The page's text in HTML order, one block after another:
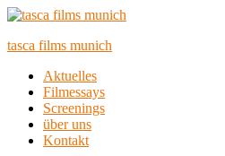
tasca films munich
Primary
Menu
Aktuelles
Filmessays
Screenings
über uns
Kontakt